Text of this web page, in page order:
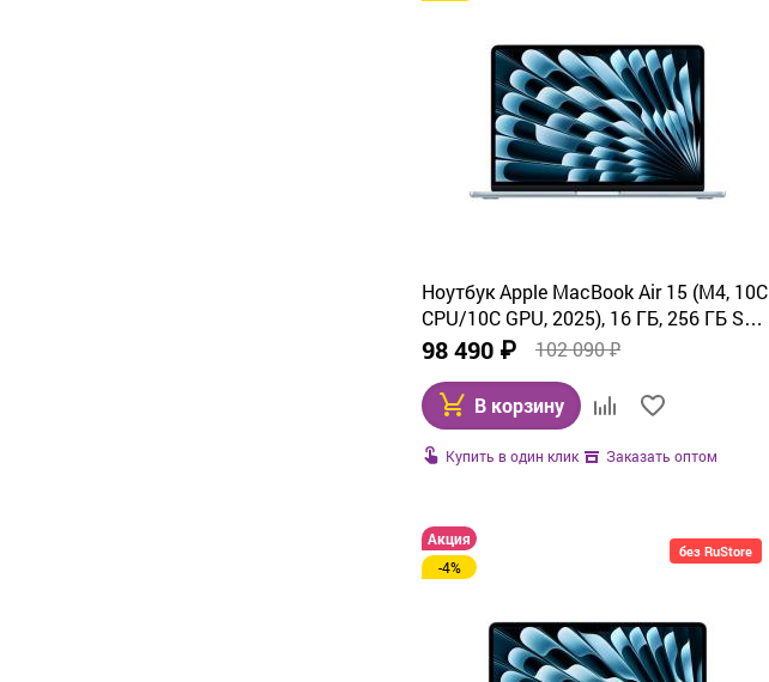
Ноутбук Apple MacBook Air 15 (M4, 10C
CPU/10C GPU, 2025), 16 ГБ, 256 ГБ SSD,
Sky Blue (MC7A4)
98 490 ₽ 102 090 ₽
В корзину
Купить в один клик Заказать оптом
без RuStore
Акция
-4%